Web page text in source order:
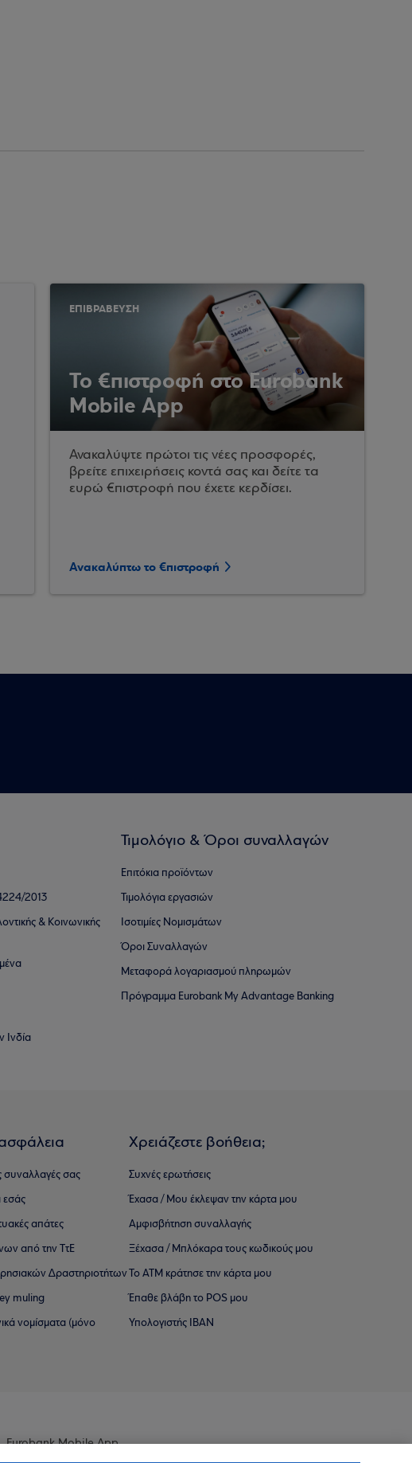
ΕΠΙΒΡΑΒΕΥΣΗ
Το €πιστροφή στο Eurobank
Mobile App
Ανακαλύψτε πρώτοι τις νέες προσφορές,
βρείτε επιχειρήσεις κοντά σας και δείτε τα
ευρώ €πιστροφή που έχετε κερδίσει.
Ανακαλύπτω το €πιστροφή
2013
& Κοινωνικής
Ινδία
Τιμολόγιο & Όροι συναλλαγών
Επιτόκια προϊόντων
Τιμολόγια εργασιών
Ισοτιμίες Νομισμάτων
Όροι Συναλλαγών
Μεταφορά λογαριασμού πληρωμών
Πρόγραμμα Eurobank My Advantage Banking
συναλλαγές σας
εσάς
απάτες
από την ΤτΕ
∆ραστηριοτήτων
muling
νομίσματα (μόνο
Χρειάζεστε βοήθεια;
Συχνές ερωτήσεις
Έχασα / Μου έκλεψαν την κάρτα μου
Αμφισβήτηση συναλλαγής
Ξέχασα / Μπλόκαρα τους κωδικούς μου
Το ΑΤΜ κράτησε την κάρτα μου
Έπαθε βλάβη το POS μου
Υπολογιστής IBAN
Eurobank Mobile App